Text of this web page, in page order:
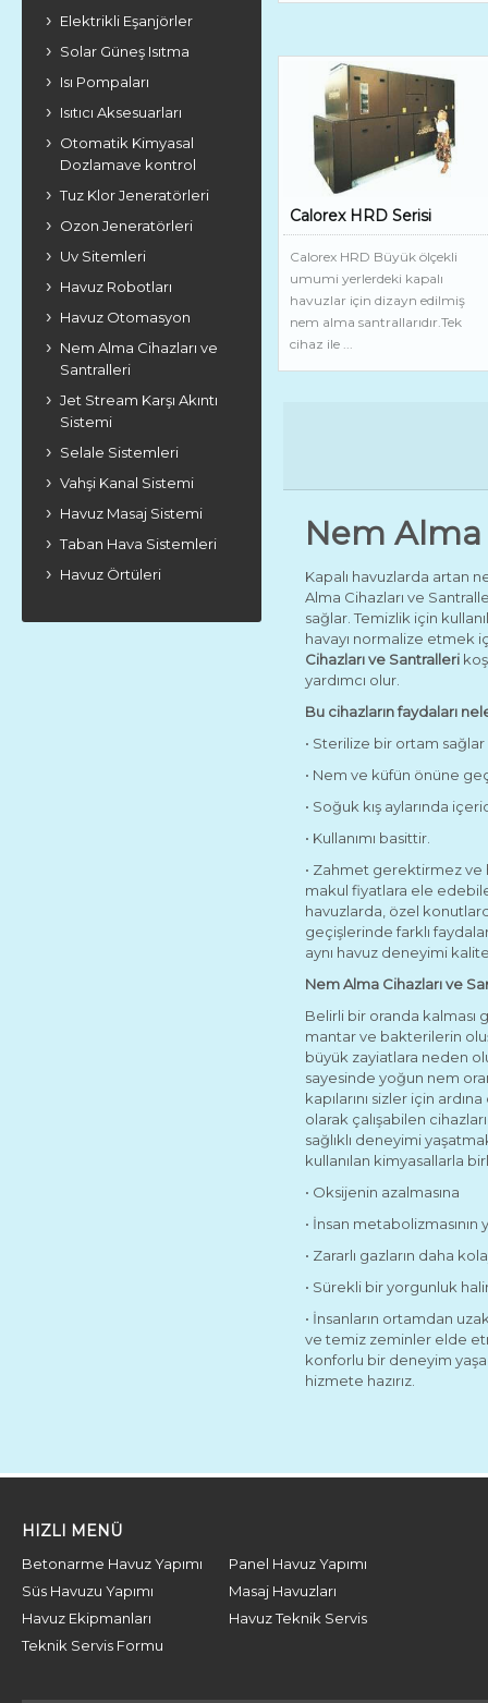
Elektrikli Eşanjörler
Solar Güneş Isıtma
Isı Pompaları
Isıtıcı Aksesuarları
Otomatik Kimyasal
Dozlamave kontrol
Tuz Klor Jeneratörleri
Ozon Jeneratörleri
Uv Sitemleri
Havuz Robotları
Havuz Otomasyon
Nem Alma Cihazları ve
Santralleri
Jet Stream Karşı Akıntı
Sistemi
Selale Sistemleri
Vahşi Kanal Sistemi
Havuz Masaj Sistemi
Taban Hava Sistemleri
Havuz Örtüleri
Calorex HRD Serisi
Calorex HRD Büyük ölçekli
umumi yerlerdeki kapalı
havuzlar için dizayn edilmiş
nem alma santrallarıdır.Tek
cihaz ile ...
Nem Alma
Kapalı havuzlarda artan
Alma Cihazları ve
sağlar. Temizlik için
havayı normalize etmek
Cihazları ve Santralleri
yardımcı olur.
Bu cihazların faydaları
• Sterilize bir ortam sağlar
• Nem ve küfün önüne
• Soğuk kış aylarında
• Kullanımı basittir.
• Zahmet gerektirmez
makul fiyatlara ele
havuzlarda, özel
geçişlerinde farklı
aynı havuz deneyimi
Nem Alma Cihazları ve
Belirli bir oranda kalması
mantar ve bakterilerin
büyük zayiatlara neden
sayesinde yoğun nem
kapılarını sizler için
olarak çalışabilen
sağlıklı deneyimi
kullanılan kimyasallarla
• Oksijenin azalmasına
• İnsan metabolizmasının
• Zararlı gazların daha
• Sürekli bir yorgunluk
• İnsanların ortamdan
ve temiz zeminler elde
konforlu bir deneyim
hizmete hazırız.
HIZLI MENÜ
Betonarme Havuz Yapımı
Panel Havuz Yapımı
Süs Havuzu Yapımı
Masaj Havuzları
Havuz Ekipmanları
Havuz Teknik Servis
Teknik Servis Formu